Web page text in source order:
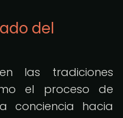
del
las tradiciones
el proceso de
conciencia hacia